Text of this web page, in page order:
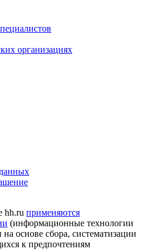
организациях
hh.ru применяются
(информационные технологии
основе сбора, систематизации
к предпочтениям